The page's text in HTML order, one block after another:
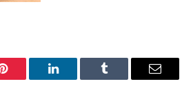
Pinterest
O
Tumblr
E-